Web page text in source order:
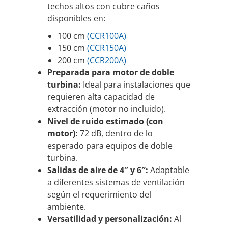
techos altos con cubre caños
disponibles en:
100 cm (CCR100A)
150 cm (CCR150A)
200 cm (CCR200A)
Preparada para motor de doble
turbina: Ideal para instalaciones que
requieren alta capacidad de
extracción (motor no incluido).
Nivel de ruido estimado (con
motor): 72 dB, dentro de lo
esperado para equipos de doble
turbina.
Salidas de aire de 4″ y 6″: Adaptable
a diferentes sistemas de ventilación
según el requerimiento del
ambiente.
Versatilidad y personalización: Al